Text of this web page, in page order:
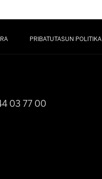
PRIBATUTASUN POLITIKA
03 77 00